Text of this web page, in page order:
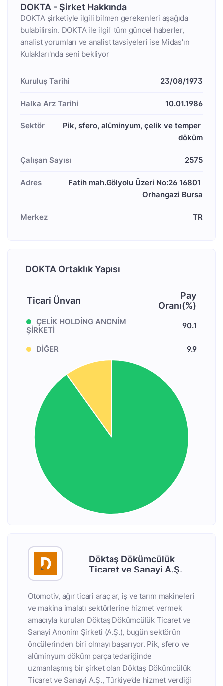
DOKTA - Şirket Hakkında
DOKTA şirketiyle ilgili bilmen gerekenleri aşağıda
bulabilirsin. DOKTA ile ilgili tüm güncel haberler,
analist yorumları ve analist tavsiyeleri ise Midas'ın
Kulakları'nda seni bekliyor
Kuruluş Tarihi 23/08/1973
Halka Arz Tarihi 10.01.1986
Sektör
Pik, sfero, alüminyum, çelik ve temper
döküm
Çalışan Sayısı 2575
Adres
Fatih mah.Gölyolu Üzeri No:26 16801
Orhangazi Bursa
Merkez TR
DOKTA Ortaklık Yapısı
Ticari Ünvan
Pay
Oranı(%)
ÇELİK HOLDİNG ANONİM
ŞİRKETİ
90.1
DİĞER 9.9
Döktaş Dökümcülük
Ticaret ve Sanayi A.Ş.
Otomotiv, ağır ticari araçlar, iş ve tarım makineleri
ve makina imalatı sektörlerine hizmet vermek
amacıyla kurulan Döktaş Dökümcülük Ticaret ve
Sanayi Anonim Şirketi (A.Ş.), bugün sektörün
öncülerinden biri olmayı başarıyor. Pik, sfero ve
alüminyum döküm parça tedariğinde
uzmanlaşmış bir şirket olan Döktaş Dökümcülük
Ticaret ve Sanayi A.Ş., Türkiye’de hizmet verdiği